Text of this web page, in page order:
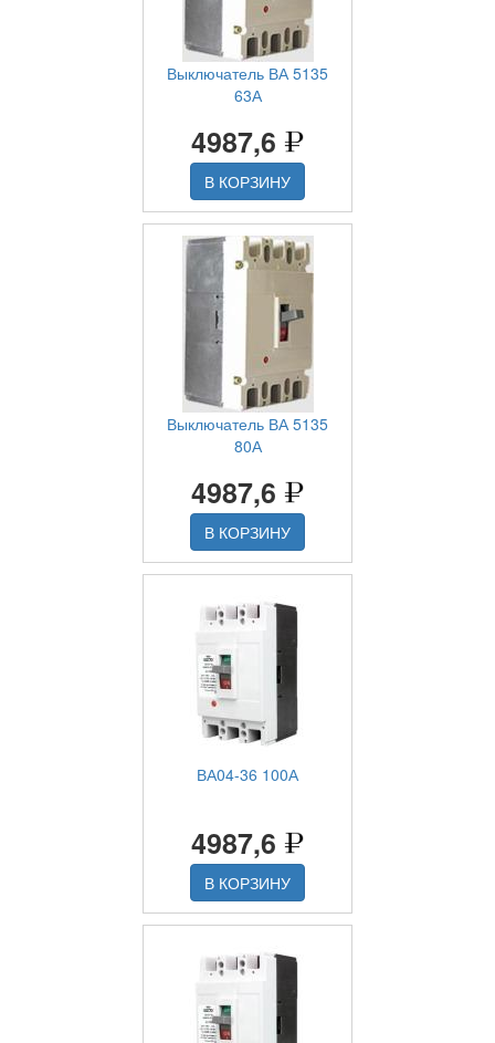
Выключатель ВА 5135
63А
4987,6
В КОРЗИНУ
Выключатель ВА 5135
80А
4987,6
В КОРЗИНУ
ВА04-36 100А
4987,6
В КОРЗИНУ